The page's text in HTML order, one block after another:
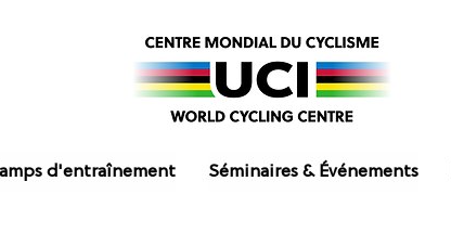
d'entraînement Séminaires & Événements